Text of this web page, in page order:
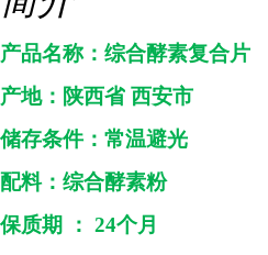
产品名称：综合酵素复合片
产地： 陕西省 西安市
储存条件：常温避光
配料： 综合酵素粉
保质期
： 24个月